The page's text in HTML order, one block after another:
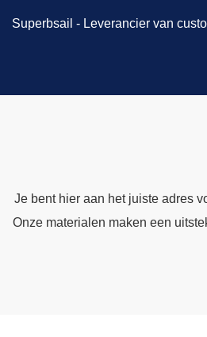
Superbsail - Leverancier van
Je bent hier aan het juiste adres
Onze materialen maken een